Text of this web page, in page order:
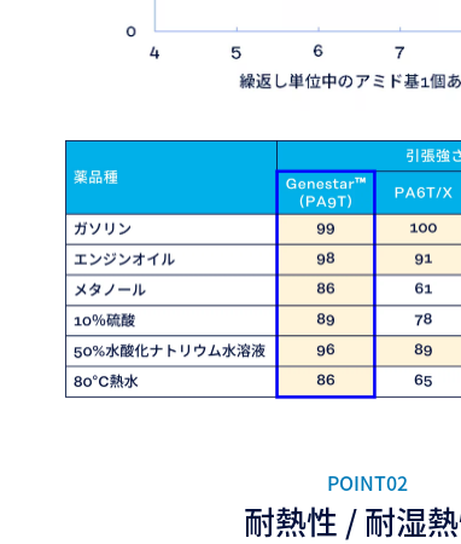
POINT02
耐熱性 / 耐湿